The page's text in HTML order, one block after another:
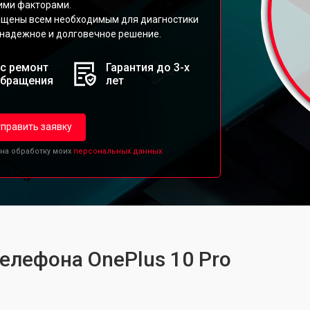
факторами.
всем необходимым для диагностики
и долговечное решение.
ремонт
Гарантия до 3-х
лет
заявку
обработку моих персональных данных.
OnePlus 10 Pro